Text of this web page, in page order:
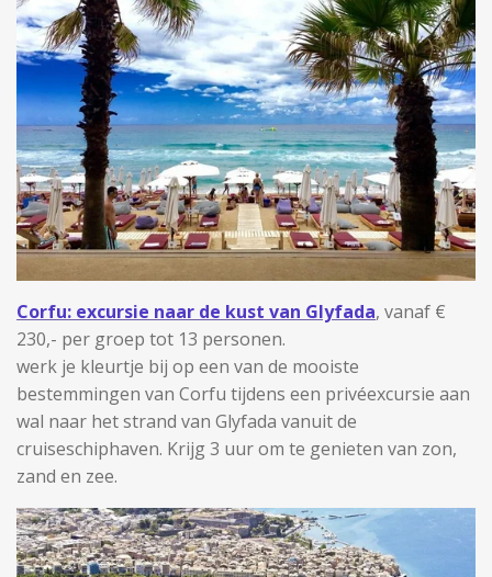
Corfu: excursie naar de kust van Glyfada, vanaf €
230,- per groep tot 13 personen.
werk je kleurtje bij op een van de mooiste
bestemmingen van Corfu tijdens een privéexcursie aan
wal naar het strand van Glyfada vanuit de
cruiseschiphaven. Krijg 3 uur om te genieten van zon,
zand en zee.